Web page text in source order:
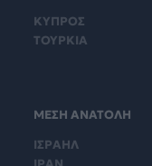
ΚΥΠΡΟΣ
ΤΟΥΡΚΙΑ
ΜΕΣΗ ΑΝΑΤΟΛΗ
ΙΣΡΑΗΛ